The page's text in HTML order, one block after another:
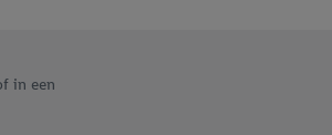
in een
vinden over de gegevensverwerking.
technologieën toestaan. Door op
doeleinden. Meer informatie,